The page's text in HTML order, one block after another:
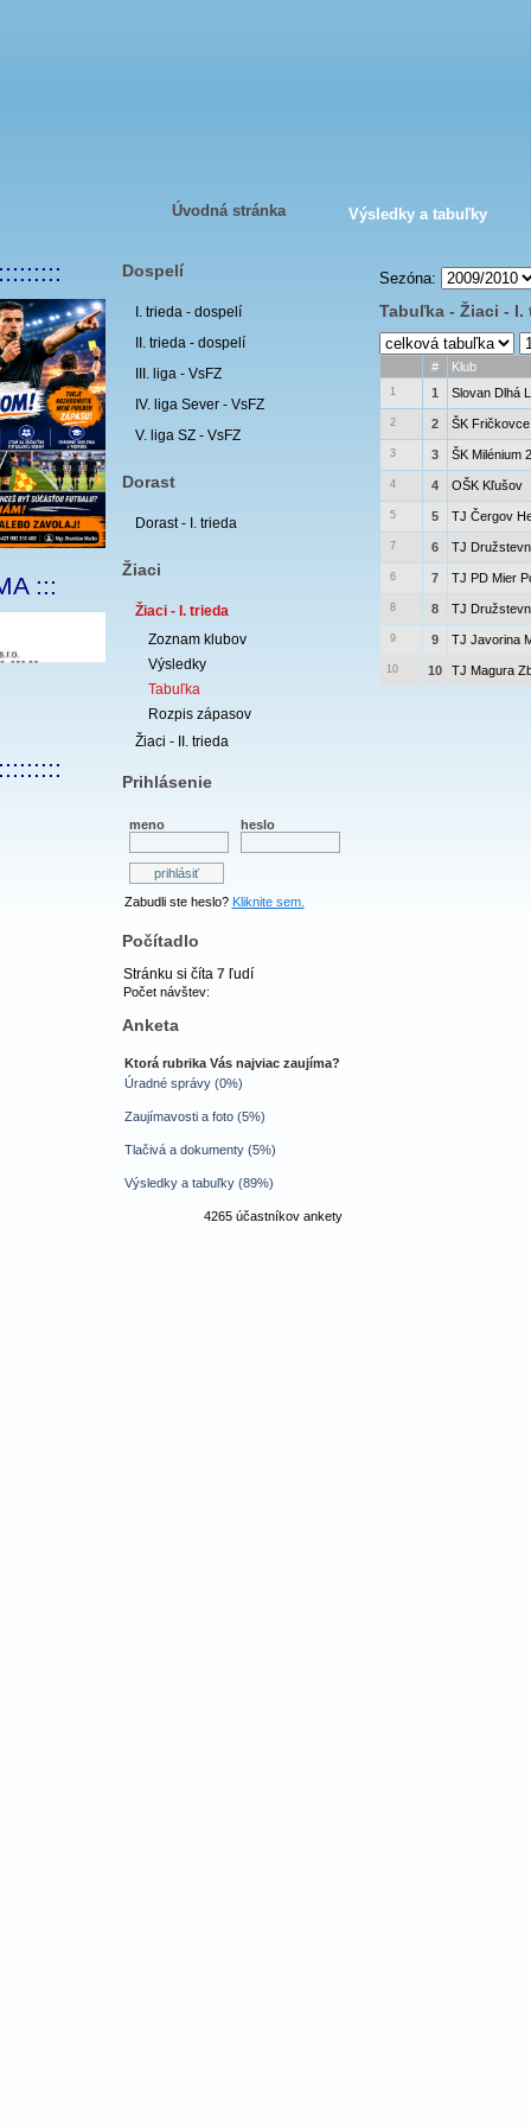
:::
Úvodná stránka Výsledky a tabuľky
Dospelí
I. trieda - dospelí
II. trieda - dospelí
III. liga - VsFZ
IV. liga Sever - VsFZ
V. liga SZ - VsFZ
Dorast
Dorast - I. trieda
Žiaci
Žiaci - I. trieda
Zoznam klubov
Výsledky
Tabuľka
Rozpis zápasov
Žiaci - II. trieda
Prihlásenie
meno heslo
Zabudli ste heslo? Kliknite sem.
Počítadlo
Stránku si číta 7ľudí
Počet návštev:
Anketa
Ktorá rubrika Vás najviac zaujíma?
Úradné správy (0%)
Zaujímavosti a foto (5%)
Tlačivá a dokumenty (5%)
Výsledky a tabuľky (89%)
4265 účastníkov ankety
Sezóna:
Tabuľka - Žiaci - I.
# Klub
1 1 Slovan Dlhá
2 2 ŠK Fričkovce
3 3 ŠK Milénium
4 4 OŠK Kľušov
5 5 TJ Čergov
7 6 TJ
6 7 TJ PD Mier
8 8 TJ
9 9 TJ Javorina
10 10 TJ Magura